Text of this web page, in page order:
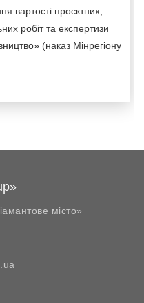
вартості проєктних,
робіт та експертизи
(наказ Мінрегіону
місто»